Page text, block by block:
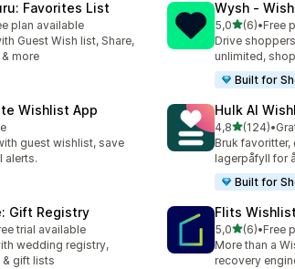
Favorites List
plan available
Guest Wish list, Share,
more
Wysh ‑
5,0av 5 stjerner
(6)
Totalt 6 •Free
Drive
unlimited,
Built for
Wishlist App
guest wishlist, save
alerts.
Hulk AI
4,8av 5 stjerner
(124)
Totalt 124 •
Bruk
lagerpåfyll for
Built for
Gift Registry
trial available
wedding registry,
gift lists
Flits Wishlist
5,0av 5 stjerner
(6)
Totalt 6 •Free
More than a
recovery